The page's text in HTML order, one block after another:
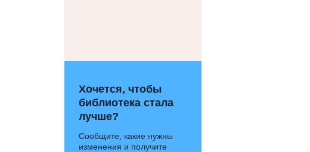
Хочется, чтобы
библиотека стала
лучше?
Сообщите, какие нужны
изменения и получите